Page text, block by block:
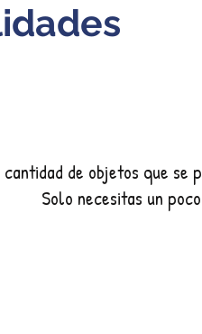
cantidad de objetos que
Solo necesitas un